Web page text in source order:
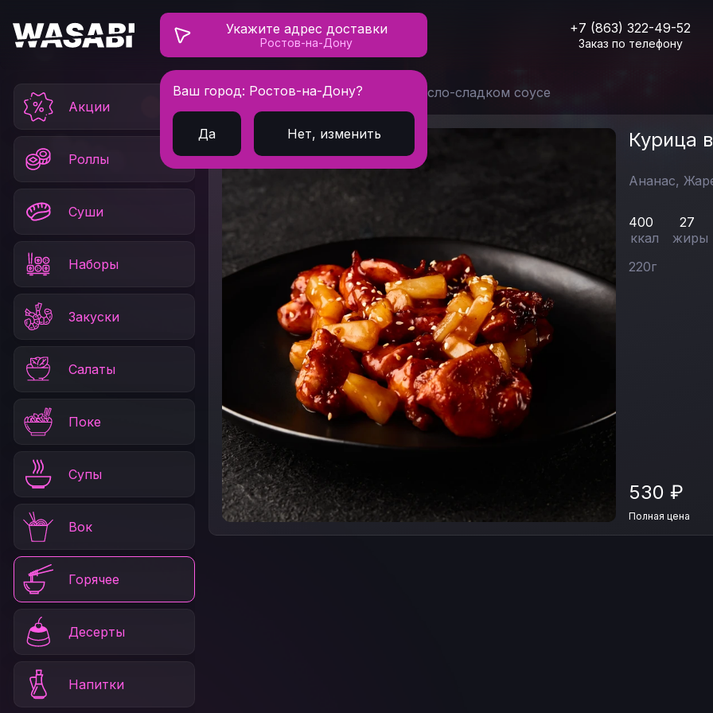
Укажите адрес доставки
Ростов-на-Дону
Ваш город: Ростов-на-Дону?
Да Нет, изменить
+7 (863) 322-49-52
Заказ по телефону
Акции
Роллы
Суши
Наборы
Закуски
Салаты
Поке
Супы
Вок
Горячее
Десерты
Напитки
Главная Горячее Курица в кисло-сладком соусе
Курица
Ананас,
400
ккал
27
жиры
220г
530₽
Полная цена